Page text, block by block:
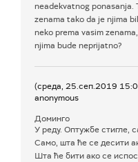
neadekvatnog ponasanja.
zenama tako da je njima
neko prema vasim
njima bude neprijatno?
(среда, 25.сеп.2019
anonymous
Доминго
У реду. Оптужбе стигле,
Само, шта ће се десити
Шта ће бити ако се